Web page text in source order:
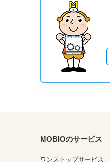
MOBIOのサービス
ワンストップサービス